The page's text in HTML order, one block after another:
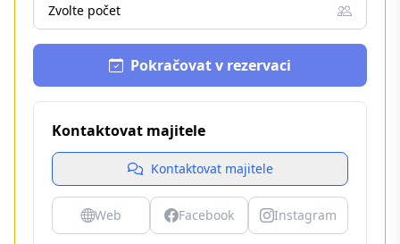
Zvolte počet
Pokračovat v rezervaci
Kontaktovat majitele
Kontaktovat majitele
Web Facebook Instagram